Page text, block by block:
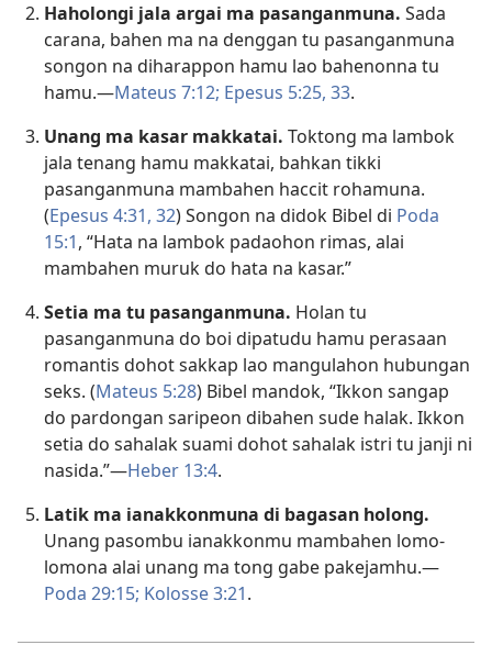
Haholongi jala argai ma pasanganmuna. Sada
carana, bahen ma na denggan tu pasanganmuna
songon na diharappon hamu lao bahenonna tu
hamu.—Mateus 7:12; Epesus 5:25, 33.
Unang ma kasar makkatai. Toktong ma lambok
jala tenang hamu makkatai, bahkan tikki
pasanganmuna mambahen haccit rohamuna.
(Epesus 4:31, 32) Songon na didok Bibel di Poda
15:1, “Hata na lambok padaohon rimas, alai
mambahen muruk do hata na kasar.”
Setia ma tu pasanganmuna. Holan tu
pasanganmuna do boi dipatudu hamu perasaan
romantis dohot sakkap lao mangulahon hubungan
seks. (Mateus 5:28) Bibel mandok, “Ikkon sangap
do pardongan saripeon dibahen sude halak. Ikkon
setia do sahalak suami dohot sahalak istri tu janji ni
nasida.”—Heber 13:4.
Latik ma ianakkonmuna di bagasan holong.
Unang pasombu ianakkonmu mambahen lomo-
lomona alai unang ma tong gabe pakejamhu.—
Poda 29:15; Kolosse 3:21.